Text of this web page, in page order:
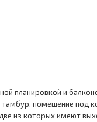
планировкой и
помещение под
из которых имеют